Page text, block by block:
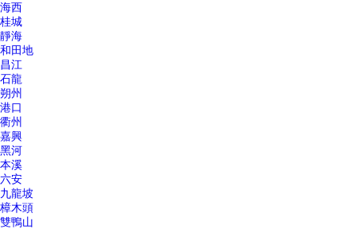
海西
桂城
靜海
和田地
昌江
石龍
朔州
港口
衢州
嘉興
黑河
本溪
六安
九龍坡
樟木頭
雙鴨山